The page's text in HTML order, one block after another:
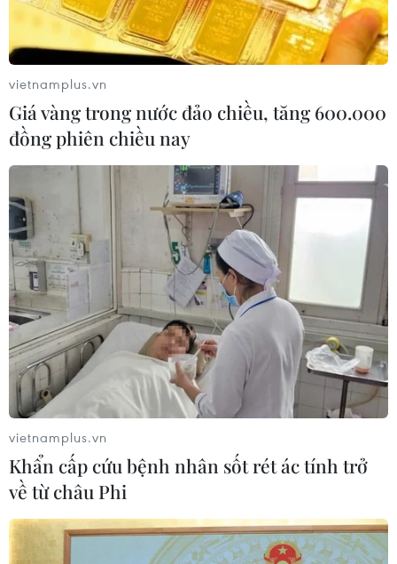
NGHỊ QUYẾT 72 - ĐỘT PHÁ TRONG Y TẾ
tầng y tế
Thắp lên hy vọng cho bệnh nhân nghèo từ
'phòng khám 0 đồng' ở An Giang
Công nghệ Robot Da Vinci nâng cao
năng lực phẫu thuật chuyên sâu tại Bệnh viện K
Hà Nội kiểm soát chặt chẽ, minh bạch bữa ăn
bán trú trước thềm năm học mới
Siết giám định, kiểm soát chặt chi phí khám
chữa bệnh bảo hiểm y tế
TIN LIÊN QUAN
vietnamplus.vn
Giá vàng trong nước đảo chiều, tăng 600.000
đồng phiên chiều nay
vietnamplus.vn
Khẩn cấp cứu bệnh nhân sốt rét ác tính trở
về từ châu Phi